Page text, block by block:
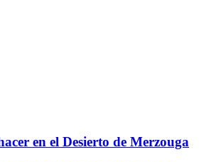
en el Desierto de Merzouga